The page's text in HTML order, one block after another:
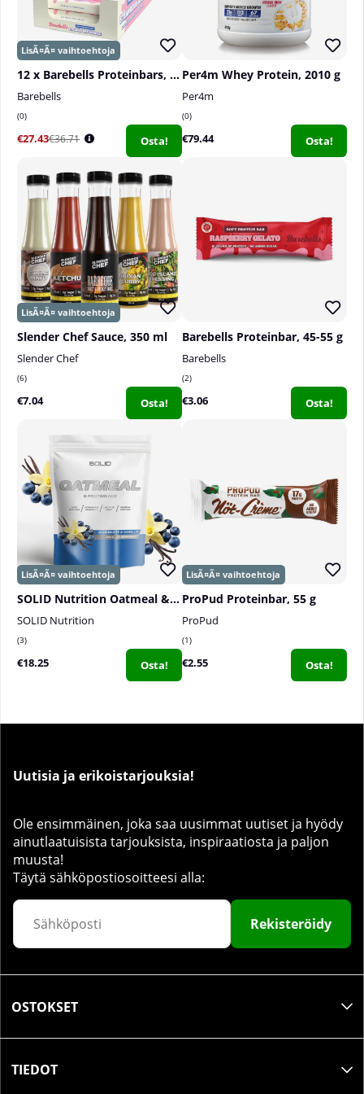
12 x Barebells Proteinbars, 55 g
Barebells
0
€27.43€36.71 Osta!
Per4m Whey Protein, 2010 g
Per4m
0
€79.44 Osta!
Slender Chef Sauce, 350 ml
Slender Chef
6
€7.04 Osta!
Barebells Proteinbar, 45-55 g
Barebells
2
€3.06 Osta!
SOLID Nutrition Oatmeal & Protein Mix, 750 g
SOLID Nutrition
3
€18.25 Osta!
ProPud Proteinbar, 55 g
ProPud
1
€2.55 Osta!
Uutisia ja erikoistarjouksia!
Ole ensimmäinen, joka saa uusimmat uutiset ja hyödy
ainutlaatuisista tarjouksista, inspiraatiosta ja paljon
muusta!
Täytä sähköpostiosoitteesi alla:
Rekisteröidy
OSTOKSET
TIEDOT